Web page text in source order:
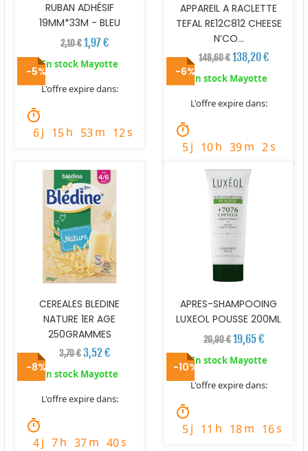
RUBAN ADHÉSIF
19MM*33M - BLEU
2,10 €1,97 €
En stock Mayotte
L'offre expire dans:
timer
6j 15h 53m 11s
APPAREIL A RACLETTE
TEFAL RE12C812 CHEESE
N’CO...
148,60 €138,20 €
En stock Mayotte
L'offre expire dans:
timer
5j 10h 39m 1s
-5%
CEREALES BLEDINE
NATURE 1ER AGE
250GRAMMES
3,70 €3,52 €
En stock Mayotte
L'offre expire dans:
timer
4j 7h 37m 39s
-6%
APRES-SHAMPOOING
LUXEOL POUSSE 200ML
20,90 €19,65 €
En stock Mayotte
L'offre expire dans:
timer
5j 11 h 18m 15s
-8% -10%